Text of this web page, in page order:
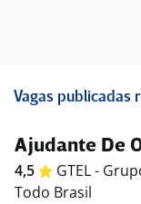
Vagas publicadas
Ajudante De
4,5 GTEL -
Todo Brasil